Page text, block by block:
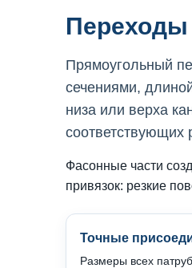
Прямоугольный
сечениями,
низа или верха
соответствующих
Фасонные части
привязок: резкие
Точные
Размеры всех